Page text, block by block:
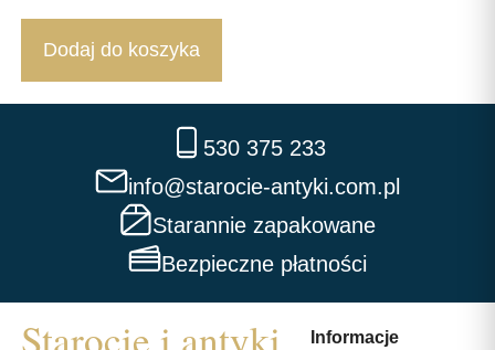
Dodaj do koszyka
530 375 233
info@starocie-antyki.com.pl
Starannie zapakowane
Bezpieczne płatności
Informacje